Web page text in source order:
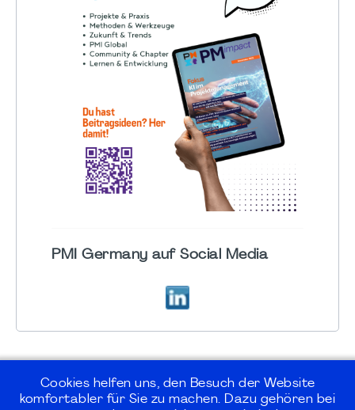
PMI Germany auf Social Media
Cookies helfen uns, den Besuch der Website
komfortabler für Sie zu machen. Dazu gehören bei